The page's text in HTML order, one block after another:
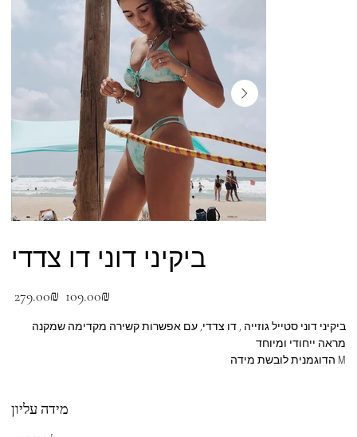
ביקיני דוני דו צדדי
מקורי
‏279.00 ‏₪
מבצע
‏109.00 ‏₪
ביקיני דוני סטייל גוזייה , דו צדדי, עם אפשרות קשירה מקדימה שמקנה
מראה ייחודי ומיוחד
הדוגמנית לובשת מידה M
מידה עליון